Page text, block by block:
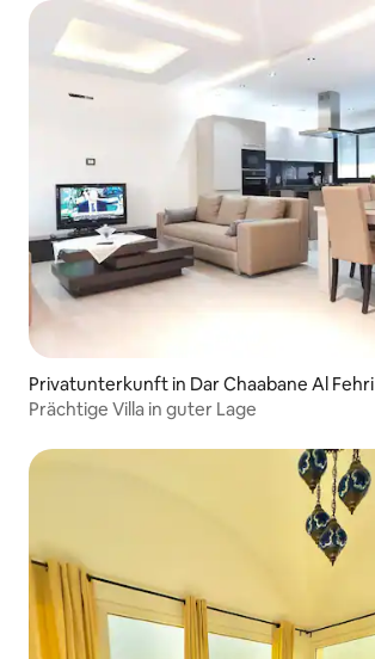
Privatunterkunft in Dar Chaabane Al Fehri
Prächtige Villa in guter Lage